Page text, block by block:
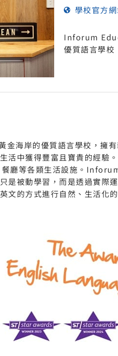
學校官方
Inforum
優質語言學校
岸的優質語言學校，擁
活中獲得豐富且寶貴的經
廳等各類生活設施。
是被動學習，而是透過實際
的方式進行自然、生活化